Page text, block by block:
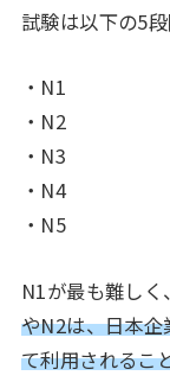
試験は以下の5
・N1
・N2
・N3
・N4
・N5
N1が最も難し
やN2は、日本
て利用されるこ